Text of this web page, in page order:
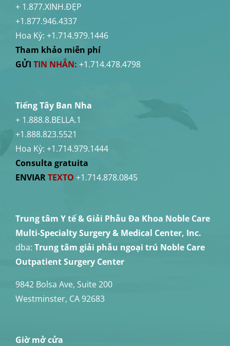
+ 1.877.XINH.ĐẸP
+1.877.946.4337
Hoa Kỳ: +1.714.979.1446
Tham khảo miễn phí
GỬI TIN NHẮN: +1.714.478.4798
Tiếng Tây Ban Nha
+ 1.888.8.BELLA.1
+1.888.823.5521
Hoa Kỳ: +1.714.979.1444
Consulta gratuita
ENVIARTEXTO +1.714.878.0845
Trung tâm Y tế & Giải Phẫu Đa Khoa Noble Care
Multi-Specialty Surgery & Medical Center, Inc.
dba: Trung tâm giải phẫu ngoại trú Noble Care
Outpatient Surgery Center
9842 Bolsa Ave, Suite 200
Westminster, CA 92683
Giờ mở cửa